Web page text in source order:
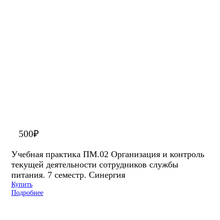
500₽
Учебная практика ПМ.02 Организация и контроль
текущей деятельности сотрудников службы
питания. 7 семестр. Синергия
Купить
Подробнее